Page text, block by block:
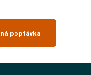
poptávka